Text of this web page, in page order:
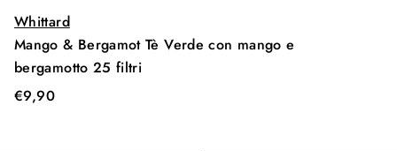
Whittard
Mango & Bergamot Tè Verde con mango e
bergamotto 25 filtri
€9,90